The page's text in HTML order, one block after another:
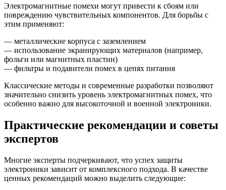
Электромагнитные помехи могут привести к сбоям или
повреждению чувствительных компонентов. Для борьбы с
этим применяют:
— металлические корпуса с заземлением
— использование экранирующих материалов (например,
фольги или магнитных пластин)
— фильтры и подавители помех в цепях питания
Классические методы и современные разработки позволяют
значительно снизить уровень электромагнитных помех, что
особенно важно для высокоточной и военной электроники.
Практические рекомендации и советы
экспертов
Многие эксперты подчеркивают, что успех защиты
электроники зависит от комплексного подхода. В качестве
ценных рекомендаций можно выделить следующие: